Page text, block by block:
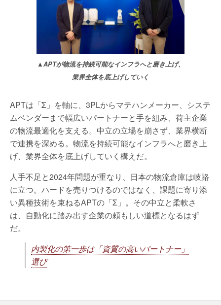
▲APTが物流を持続可能なインフラへと磨き上げ、
業界全体を底上げしていく
APTは「Σ 」を軸に、 3PLからマテハンメーカー、システ
ムベンダーまで幅広いパートナーと手を組み、荷主企業
の物流最適化を支える。中立の立場を崩さず、業界横断
で連携を深める。物流を持続可能なインフラへと磨き上
げ、業界全体を底上げしていく構えだ。
人手不足と2024年問題が重なり、日本の物流倉庫は岐路
に立つ。ハードを売りつけるのではなく、課題に寄り添
い異種技術を束ねるAPTの「Σ 」。その中立と柔軟さ
は、自動化に踏み出す企業の頼もしい道標となるはず
だ。
内製化の第一歩は「資質の高いパートナー」
選び